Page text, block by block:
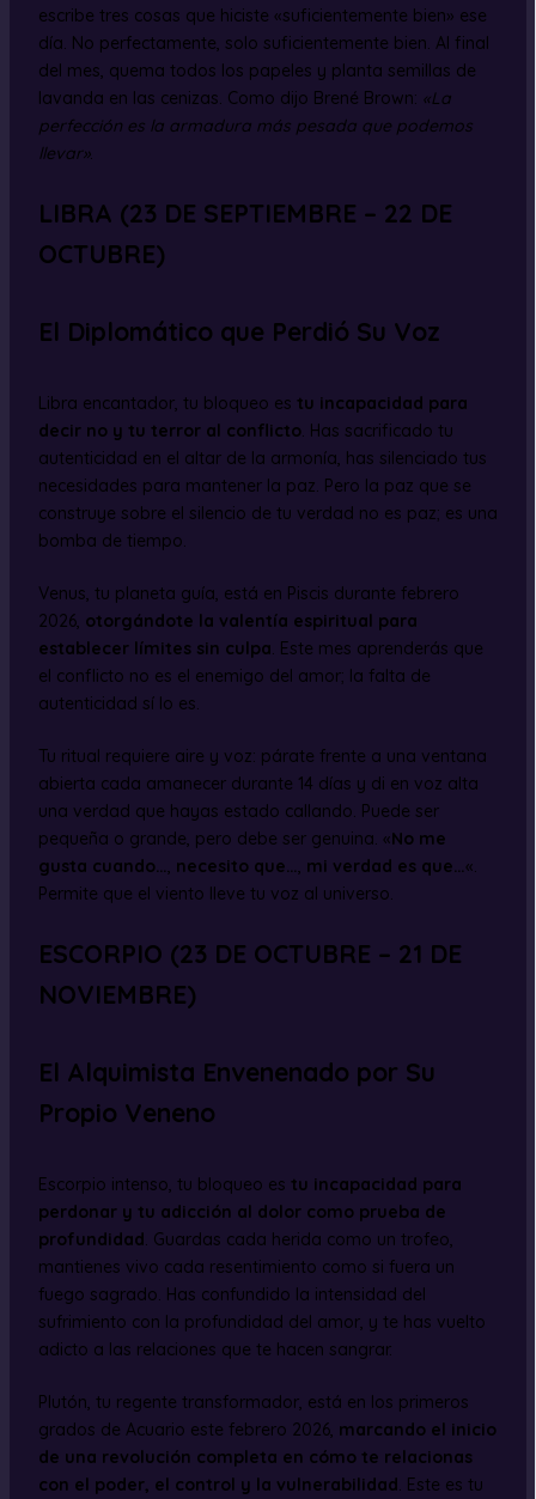
escribe tres cosas que hiciste «suficientemente bien» ese
día. No perfectamente, solo suficientemente bien. Al final
del mes, quema todos los papeles y planta semillas de
lavanda en las cenizas. Como dijo Brené Brown: «La
perfección es la armadura más pesada que podemos
llevar».
LIBRA (23 DE SEPTIEMBRE – 22 DE
OCTUBRE)
El Diplomático que Perdió Su Voz
Libra encantador, tu bloqueo es tu incapacidad para
decir no y tu terror al conflicto. Has sacrificado tu
autenticidad en el altar de la armonía, has silenciado tus
necesidades para mantener la paz. Pero la paz que se
construye sobre el silencio de tu verdad no es paz; es una
bomba de tiempo.
Venus, tu planeta guía, está en Piscis durante febrero
2026, otorgándote la valentía espiritual para
establecer límites sin culpa . Este mes aprenderás que
el conflicto no es el enemigo del amor; la falta de
autenticidad sí lo es.
Tu ritual requiere aire y voz: párate frente a una ventana
abierta cada amanecer durante 14 días y di en voz alta
una verdad que hayas estado callando. Puede ser
pequeña o grande, pero debe ser genuina. «No me
gusta cuando…
necesito que… mi verdad es que… «.
Permite que el viento lleve tu voz al universo.
ESCORPIO (23 DE OCTUBRE – 21 DE
NOVIEMBRE)
El Alquimista Envenenado por Su
Propio Veneno
Escorpio intenso, tu bloqueo es tu incapacidad para
perdonar y tu adicción al dolor como prueba de
profundidad . Guardas cada herida como un trofeo,
mantienes vivo cada resentimiento como si fuera un
fuego sagrado. Has confundido la intensidad del
sufrimiento con la profundidad del amor, y te has vuelto
adicto a las relaciones que te hacen sangrar.
Plutón, tu regente transformador, está en los primeros
grados de Acuario este febrero 2026, marcando el inicio
de una revolución completa en cómo te relacionas
con el poder, el control y la vulnerabilidad . Este es tu